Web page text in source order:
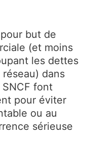
but de
(et moins
les dettes
dans
SNCF font
pour éviter
ou au
sérieuse